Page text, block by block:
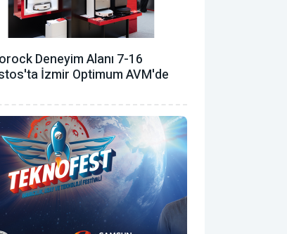
Deneyim Alanı 7-16
İzmir Optimum AVM'de